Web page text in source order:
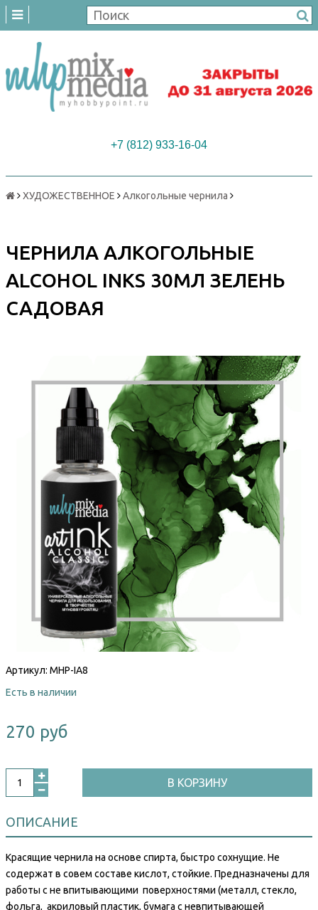
+7 (812) 933-16-04
ХУДОЖЕСТВЕННОЕ Алкогольные чернила
ЧЕРНИЛА АЛКОГОЛЬНЫЕ
ALCOHOL INKS 30МЛ ЗЕЛЕНЬ
САДОВАЯ
Артикул: MHP-IA8
Есть в наличии
270 руб
В КОРЗИНУ
ОПИСАНИЕ
Красящие чернила на основе спирта, быстро сохнущие. Не
содержат в совем составе кислот, стойкие. Предназначены для
работы с не впитывающими поверхностями (металл, стекло,
фольга, акриловый пластик, бумага с невпитывающей